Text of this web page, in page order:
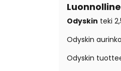
Odyskin teki
Odyskin
Odyskin